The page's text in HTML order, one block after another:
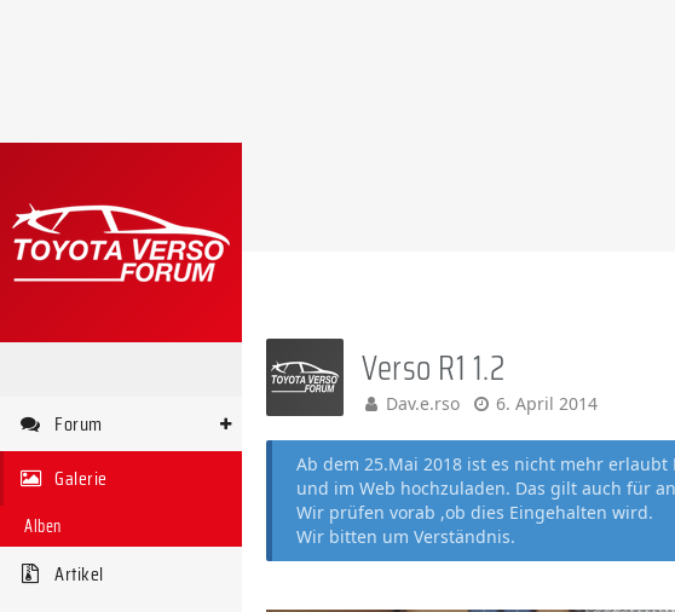
Forum
Galerie
Alben
Artikel
Verso R1 1.2
Dav.e.rso 6. April 2014
Ab dem 25.Mai 2018 ist es nicht mehr
und im Web hochzuladen. Das gilt auch für
Wir prüfen vorab ,ob dies Eingehalten wird.
Wir bitten um Verständnis.